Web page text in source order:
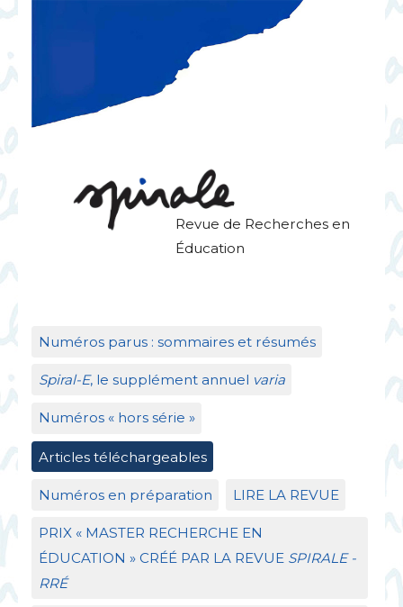
Revue de Recherches en
Éducation
Numéros parus : sommaires et résumés
Spiral-E, le supplément annuel varia
Numéros « hors série »
Articles téléchargeables
Numéros en préparation LIRE LA REVUE
PRIX« MASTER RECHERCHE EN
ÉDUCATION » CRÉÉ PAR LA REVUE SPIRALE-
RRÉ